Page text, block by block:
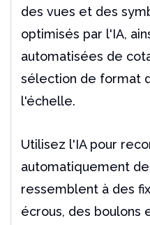
des vues et des
optimisés par l'IA,
automatisées de
sélection de format
l'échelle.
Utilisez l'IA pour
automatiquement
ressemblent à des
écrous, des boulons